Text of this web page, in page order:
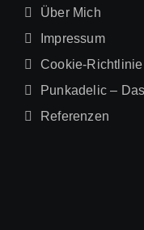
Über Mich
Impressum
Cookie-
Punkadelic –
Referenzen